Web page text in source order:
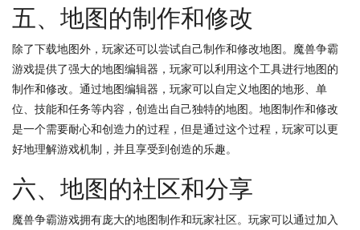
五、地图的制作和修改
除了下载地图外，玩家还可以尝试自己制作和修改地图。魔兽争霸
游戏提供了强大的地图编辑器，玩家可以利用这个工具进行地图的
制作和修改。通过地图编辑器，玩家可以自定义地图的地形、单
位、技能和任务等内容，创造出自己独特的地图。地图制作和修改
是一个需要耐心和创造力的过程，但是通过这个过程，玩家可以更
好地理解游戏机制，并且享受到创造的乐趣。
六、地图的社区和分享
魔兽争霸游戏拥有庞大的地图制作和玩家社区。玩家可以通过加入